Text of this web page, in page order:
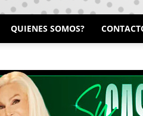
QUIENES SOMOS?